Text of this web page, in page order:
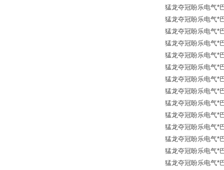
猛龙夺冠盼乐电气*
猛龙夺冠盼乐电气*
猛龙夺冠盼乐电气*
猛龙夺冠盼乐电气*
猛龙夺冠盼乐电气*
猛龙夺冠盼乐电气*
猛龙夺冠盼乐电气*
猛龙夺冠盼乐电气*
猛龙夺冠盼乐电气*
猛龙夺冠盼乐电气*
猛龙夺冠盼乐电气*
猛龙夺冠盼乐电气*
猛龙夺冠盼乐电气*
猛龙夺冠盼乐电气*